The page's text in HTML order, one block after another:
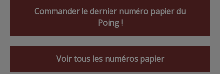
Commander le dernier numéro papier du
Poing !
Voir tous les numéros papier